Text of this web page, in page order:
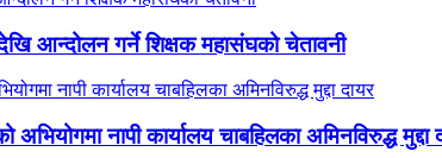
आन्दोलन गर्ने शिक्षक महासंघको चेतावनी
नापी कार्यालय चाबहिलका अमिनविरुद्ध मुद्दा